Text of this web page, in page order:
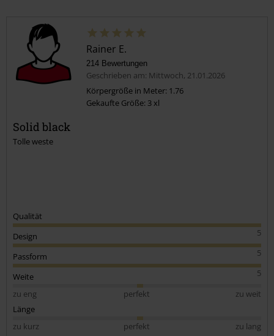
Rainer E.
214 Bewertungen
Geschrieben am: Mittwoch, 21.01.2026
Körpergröße in Meter: 1.76
Gekaufte Größe: 3 xl
Solid black
Tolle weste
Qualität
5
Design
5
Passform
5
Weite
zu eng
perfekt
zu weit
Länge
zu kurz
perfekt zu lang